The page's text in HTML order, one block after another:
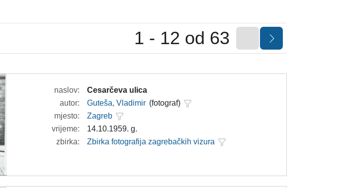
1 - 12 od 63
naslov:
Cesarčeva ulica
autor:
Guteša, Vladimir (fotograf)
mjesto:
Zagreb
vrijeme:
14.10.1959. g.
zbirka:
Zbirka fotografija zagrebačkih vizura